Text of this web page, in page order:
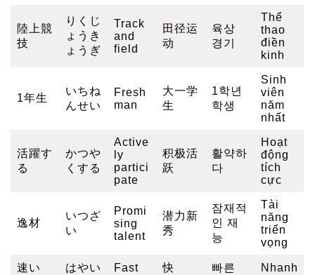
陸上競
技
りくじ
ょうき
ょうぎ
Track
and
field
田径运
动
육상
경기
Thể
thao
điền
kinh
1年生
いちね
んせい
Fresh
man
大一学
生
1학년
학생
Sinh
viên
năm
nhất
活躍す
る
かつや
くする
Active
ly
partici
pate
积极活
跃
활약하
다
Hoạt
động
tích
cực
逸材
いつざ
い
Promi
sing
talent
潜力新
秀
잠재적
인 재
능
Tài
năng
triển
vọng
速い はやい Fast 快 빠른 Nhanh